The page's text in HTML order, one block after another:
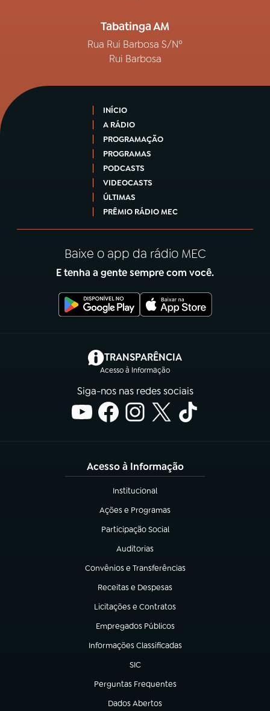
Tabatinga AM
Rua Rui Barbosa S/Nº
Rui Barbosa
INÍCIO
A RÁDIO
PROGRAMAÇÃO
PROGRAMAS
PODCASTS
VIDEOCASTS
ÚLTIMAS
PRÊMIO RÁDIO MEC
Baixe o app da rádio MEC
E tenha a gente sempre com você.
TRANSPARÊNCIA
Acesso à Informação
(abre em nova aba)
Siga-nos nas redes sociais
Acesso à Informação
Institucional
(abre em nova aba)
Ações e Programas
(abre em nova aba)
Participação Social
(abre em nova aba)
Auditorias
(abre em nova aba)
Convênios e Transferências
(abre em nova aba)
Receitas e Despesas
(abre em nova aba)
Licitações e Contratos
(abre em nova aba)
Empregados Públicos
(abre em nova aba)
Informações Classificadas
(abre em nova aba)
SIC
(abre em nova aba)
Perguntas Frequentes
(abre em nova aba)
Dados Abertos
(abre em nova aba)